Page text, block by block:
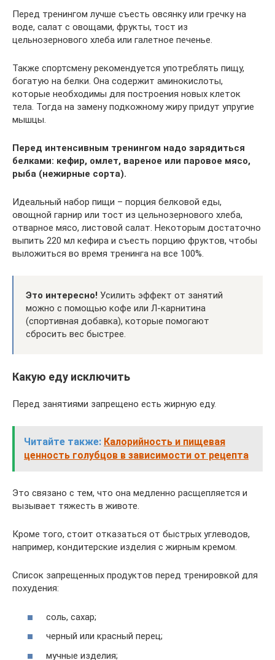
Перед тренингом лучше съесть овсянку или гречку на
воде, салат с овощами, фрукты, тост из
цельнозернового хлеба или галетное печенье.
Также спортсмену рекомендуется употреблять пищу,
богатую на белки. Она содержит аминокислоты,
которые необходимы для построения новых клеток
тела. Тогда на замену подкожному жиру придут упругие
мышцы.
Перед интенсивным тренингом надо зарядиться
белками: кефир, омлет, вареное или паровое мясо,
рыба (нежирные сорта).
Идеальный набор пищи – порция белковой еды,
овощной гарнир или тост из цельнозернового хлеба,
отварное мясо, листовой салат. Некоторым достаточно
выпить 220 мл кефира и съесть порцию фруктов, чтобы
выложиться во время тренинга на все 100%.
Это интересно! Усилить эффект от занятий
можно с помощью кофе или Л-карнитина
(спортивная добавка), которые помогают
сбросить вес быстрее.
Какую еду исключить
Перед занятиями запрещено есть жирную еду.
Читайте также: Калорийность и пищевая
ценность голубцов в зависимости от рецепта
Это связано с тем, что она медленно расщепляется и
вызывает тяжесть в животе.
Кроме того, стоит отказаться от быстрых углеводов,
например, кондитерские изделия с жирным кремом.
Список запрещенных продуктов перед тренировкой для
похудения:
соль, сахар;
черный или красный перец;
мучные изделия;